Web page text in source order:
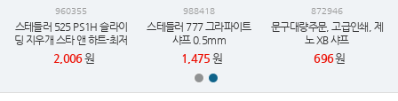
960355
스테들러 525 PS1H 슬라이
딩 지우개 스타 앤 하트-최저
가 보장, 인쇄가능
2,006원
988418
스테들러 777 그라파이트
샤프 0.5mm
1,475 원
872946
문구대량주문, 고급인쇄, 제
노 XB 샤프
696원